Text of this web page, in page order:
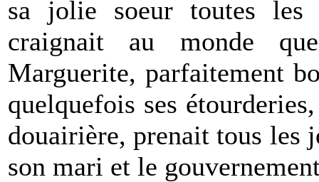
sa jolie soeur toutes les
craignait au monde
Marguerite, parfaitement
quelquefois ses
douairière, prenait tous les
son mari et le